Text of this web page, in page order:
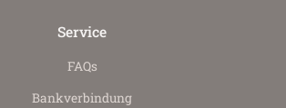
Service
FAQs
Bankverbindung